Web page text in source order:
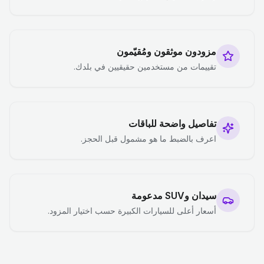
مزودون موثقون ومُقيّمون
تقييمات من مستخدمين حقيقيين في بلدك.
تفاصيل واضحة للباقات
اعرف بالضبط ما هو مشمول قبل الحجز.
سيدان وSUV مدعومة
أسعار أعلى للسيارات الكبيرة حسب اختيار المزود.